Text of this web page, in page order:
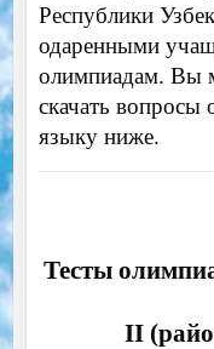
Республики
одаренными
олимпиадам. Вы
скачать
языку ниже.
Тесты
II